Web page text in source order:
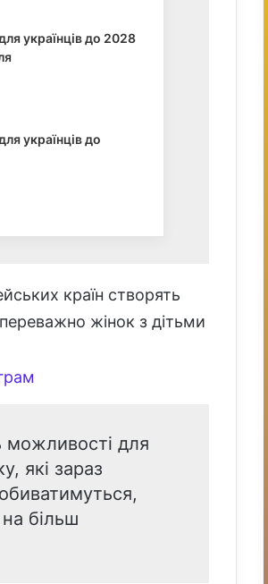
українців до 2028
українців до
країн створять
жінок з дітьми
можливості для
які зараз
більш